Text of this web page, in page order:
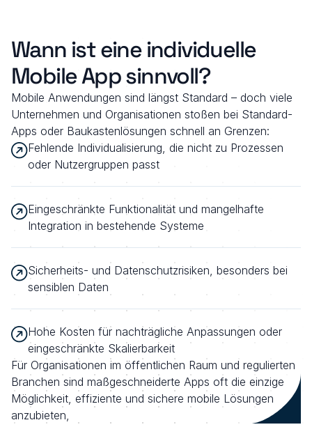
Wann ist eine individuelle
Mobile App sinnvoll?
Mobile Anwendungen sind längst Standard – doch viele
Unternehmen und Organisationen stoßen bei Standard-
Apps oder Baukastenlösungen schnell an Grenzen:
Fehlende Individualisierung, die nicht zu Prozessen
oder Nutzergruppen passt
Eingeschränkte Funktionalität und mangelhafte
Integration in bestehende Systeme
Sicherheits- und Datenschutzrisiken, besonders bei
sensiblen Daten
Hohe Kosten für nachträgliche Anpassungen oder
eingeschränkte Skalierbarkeit
Für Organisationen im öffentlichen Raum und regulierten
Branchen sind maßgeschneiderte Apps oft die einzige
Möglichkeit, effiziente und sichere mobile Lösungen
anzubieten,